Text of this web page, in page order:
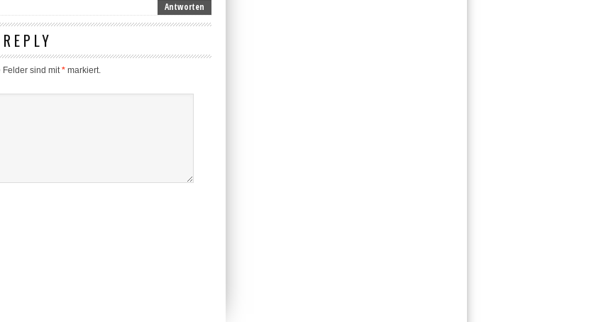
Antworten
Felder sind mit* markiert.